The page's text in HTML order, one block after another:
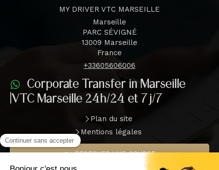
MY DRIVER VTC MARSEILLE
Marseille
PARC SÉVIGNÉ
13009 Marseille
France
+33605606006
Corporate Transfer in Marseille
|VTC Marseille 24h/24 et 7j/7
Plan du site
Mentions légales
RESERVER UNE COURSE